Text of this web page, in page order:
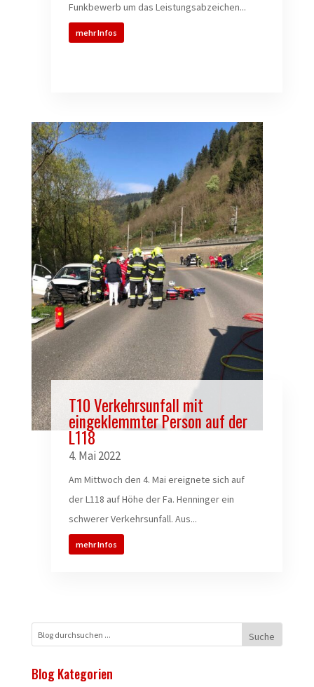
Funkbewerb um das Leistungsabzeichen...
mehr Infos
T10 Verkehrsunfall mit
eingeklemmter Person auf der
L118
4. Mai 2022
Am Mittwoch den 4. Mai ereignete sich auf
der L118 auf Höhe der Fa. Henninger ein
schwerer Verkehrsunfall. Aus...
mehr Infos
Blog Kategorien